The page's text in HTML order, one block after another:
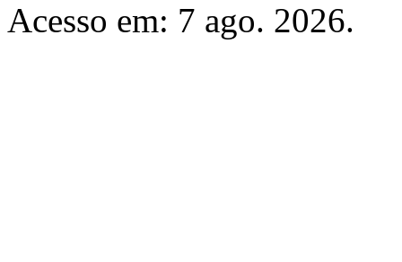
Acesso em: 7 ago. 2026.